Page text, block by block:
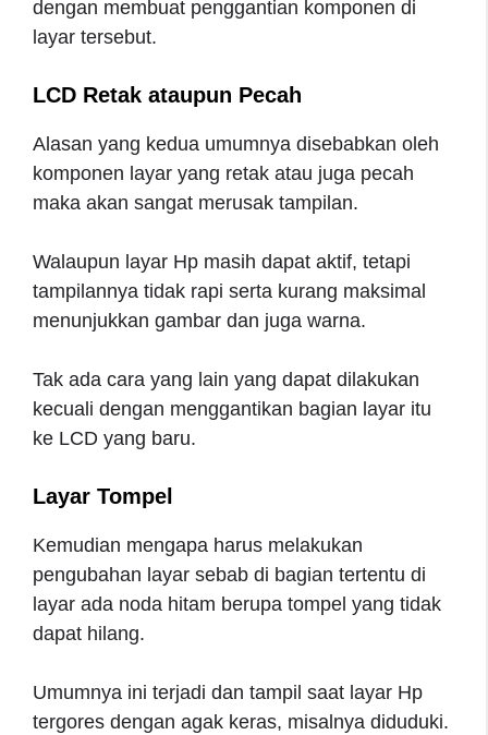
dengan membuat penggantian komponen di
layar tersebut.
LCD Retak ataupun Pecah
Alasan yang kedua umumnya disebabkan oleh
komponen layar yang retak atau juga pecah
maka akan sangat merusak tampilan.
Walaupun layar Hp masih dapat aktif, tetapi
tampilannya tidak rapi serta kurang maksimal
menunjukkan gambar dan juga warna.
Tak ada cara yang lain yang dapat dilakukan
kecuali dengan menggantikan bagian layar itu
ke LCD yang baru.
Layar Tompel
Kemudian mengapa harus melakukan
pengubahan layar sebab di bagian tertentu di
layar ada noda hitam berupa tompel yang tidak
dapat hilang.
Umumnya ini terjadi dan tampil saat layar Hp
tergores dengan agak keras, misalnya diduduki.